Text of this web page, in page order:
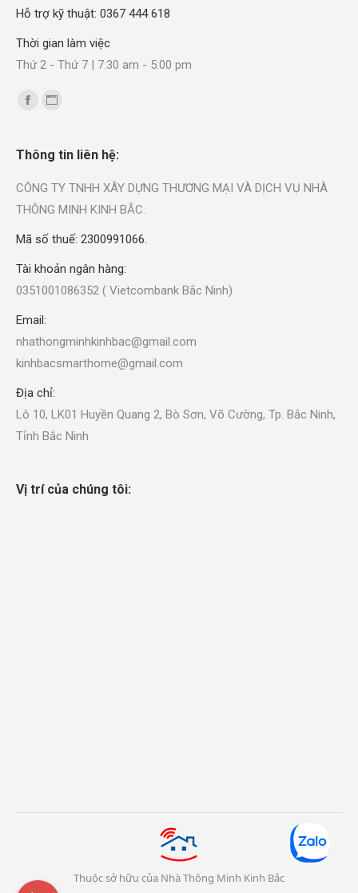
Hỗ trợ kỹ thuật: 0367 444 618
Thời gian làm việc
Thứ 2 - Thứ 7 | 7:30 am - 5:00 pm
Find us on:
Thông tin liên hệ:
CÔNG TY TNHH XÂY DỰNG THƯƠNG MẠI VÀ DỊCH VỤ NHÀ
THÔNG MINH KINH BẮC.
Mã số thuế: 2300991066.
Tài khoản ngân hàng:
0351001086352 ( Vietcombank Bắc Ninh)
Email:
nhathongminhkinhbac@gmail.com
kinhbacsmarthome@gmail.com
Địa chỉ:
Lô 10, LK01 Huyền Quang 2, Bò Sơn, Võ Cường, Tp. Bắc Ninh,
Tỉnh Bắc Ninh
Vị trí của chúng tôi:
Thuộc sở hữu của Nhà Thông Minh Kinh Bắc